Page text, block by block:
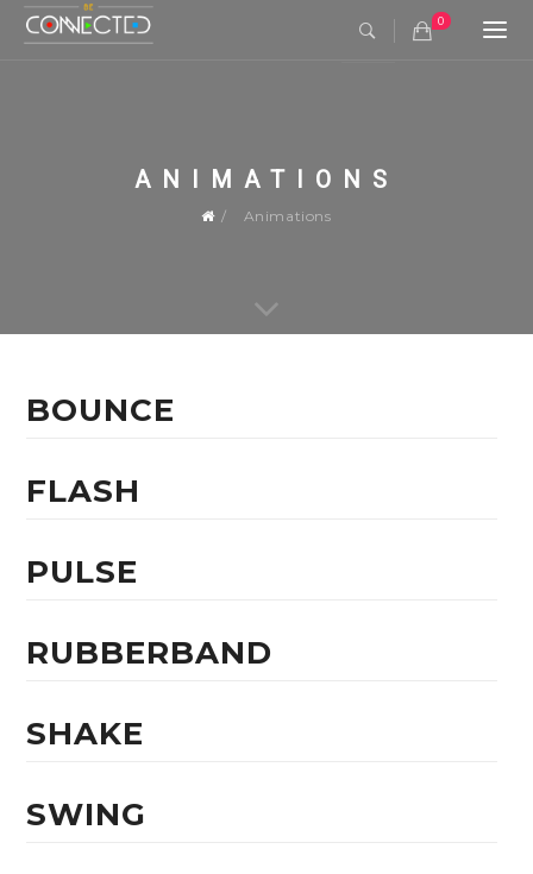
0
ANIMATIONS
Animations
BOUNCE
FLASH
PULSE
RUBBERBAND
SHAKE
SWING